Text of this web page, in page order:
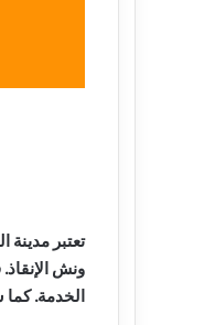
تعتبر
ونش
الخدمة. كما